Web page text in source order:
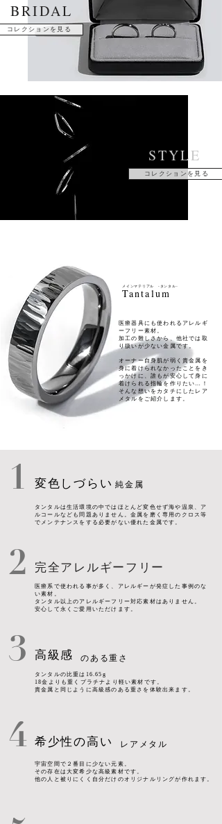
BRIDAL
コレクションを見る
STYLE
コレクションを見る
Tantalum
メインマテリアル -タンタル-
医療器具にも使われるアレルギ
ーフリー素材。
加工の難しさから、他社では取
り扱いが少ない金属です。
オーナー自身肌が弱く貴金属を
身に着けられなかったことをき
っかけに、誰もが安心して身に
着けられる指輪を作りたい…！
そんな想いをカタチにしたレア
メタルをご紹介します。
変色しづらい 純金属
タンタルは生活環境の中ではほとんど変色せず海や温泉、ア
ルコールなども問題ありません。金属を磨く専用のクロス等
でメンテナンスをする必要がない優れた金属です。
1
完全アレルギーフリー
医療系で使われる事が多く、アレルギーが発症した事例のな
い素材。
タンタル以上のアレルギーフリー対応素材はありません。
安心して永くご愛用いただけます。
2
3
高級感
タンタルの比重は16.65g
18金よりも重くプラチナより軽い素材です。
貴金属と同じように高級感のある重さを体験出来ます。
のある重さ
4 希少性の高い レアメタル
宇宙空間で２番目に少ない元素。
その存在は大変希少な高級素材です。
他の人と被りにくく自分だけのオリジナルリングが作れます。